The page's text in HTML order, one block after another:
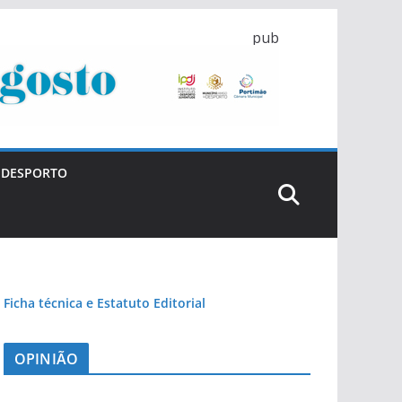
pub
DESPORTO
Ficha técnica e Estatuto Editorial
OPINIÃO